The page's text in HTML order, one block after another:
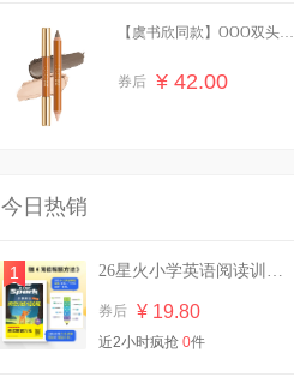
【虞书欣同款】OOO双头修
券后 ¥ 42.00
氛洗衣液
今日热销
1 26星火小学英语阅读训练100篇专项阅读理解
券后 ¥ 19.80
近2小时疯抢 0件